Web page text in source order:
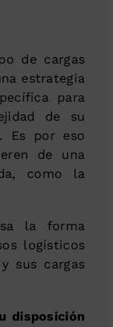
de cargas
estrategia
para
de su
Es por eso
de una
como la
la forma
logísticos
sus cargas
disposición